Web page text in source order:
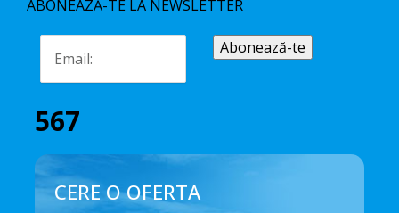
ABONEAZĂ-TE LA NEWSLETTER
567
CERE O OFERTA